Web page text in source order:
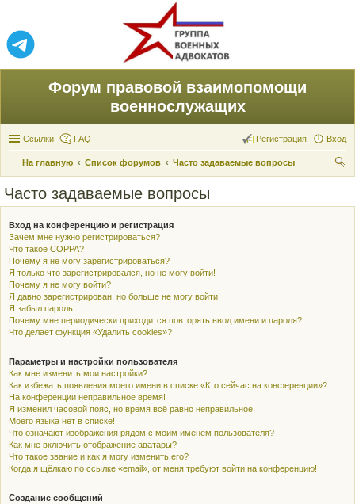
Форум правовой взаимопомощи
военнослужащих
Ссылки FAQ Вход
Регистрация
На главную Список форумов
Часто задаваемые вопросы
Часто задаваемые вопросы
Вход на конференцию и регистрация
Зачем мне нужно регистрироваться?
Что такое COPPA?
Почему я не могу зарегистрироваться?
Я только что зарегистрировался, но не могу войти!
Почему я не могу войти?
Я давно зарегистрирован, но больше не могу войти!
Я забыл пароль!
Почему мне периодически приходится повторять ввод имени и пароля?
Что делает функция «Удалить cookies»?
Параметры и настройки пользователя
Как мне изменить мои настройки?
Как избежать появления моего имени в списке «Кто сейчас на конференции»?
На конференции неправильное время!
Я изменил часовой пояс, но время всё равно неправильное!
Моего языка нет в списке!
Что означают изображения рядом с моим именем пользователя?
Как мне включить отображение аватары?
Что такое звание и как я могу изменить его?
Когда я щёлкаю по ссылке «email», от меня требуют войти на конференцию!
Создание сообщений